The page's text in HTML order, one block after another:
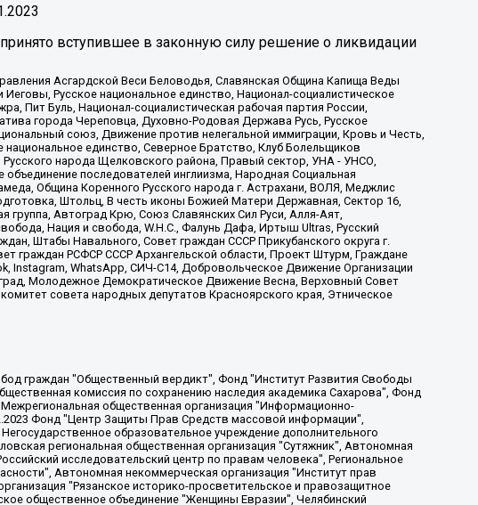
вступившее в законную силу решение о ликвидации
Асгардской Веси Беловодья, Славянская Община Капища Веды
Русское национальное единство, Национал-социалистическое
Пит Буль, Национал-социалистическая рабочая партия России,
города Череповца, Духовно-Родовая Держава Русь, Русское
союз, Движение против нелегальной иммиграции, Кровь и Честь,
единство, Северное Братство, Клуб Болельщиков
народа Щелковского района, Правый сектор, УНА - УНСО,
последователей инглиизма, Народная Социальная
Община Коренного Русского народа г. Астрахани, ВОЛЯ, Меджлис
Штольц, В честь иконы Божией Матери Державная, Сектор 16,
Автоград Крю, Союз Славянских Сил Руси, Алля-Аят,
Нация и свобода, W.H.С., Фалунь Дафа, Иртыш Ultras, Русский
Штабы Навального, Совет граждан СССР Прикубанского округа г.
граждан РСФСР СССР Архангельской области, Проект Штурм, Граждане
Instagram, WhatsApp, СИЧ-С14, Добровольческое Движение Организации
Молодежное Демократическое Движение Весна, Верховный Совет
совета народных депутатов Красноярского края, Этническое
Юрьевич, Скворцова Елена Сергеевна, Общество с ограниченной ответственностью "Как бы инагент", Кочетков Игорь Викторович, Общество с ограниченной ответственностью "Честные выборы", Еланчик Олег Александрович, Общество с ограниченной ответственностью "Нобелевский призыв", Гималова Регина Эмилевна, Григорьев Андрей Валерьевич, Григорьева Алина Александровна, Ассоциация по содействию защите прав призывников, альтернативнослужащих и военнослужащих "Правозащитная группа "Гражданин.Армия.Право", Хисамова Регина Фаритовна, Автономная некоммерческая организация по реализации социально-правовых программ "Лилит", Дальневосточное общественное движение "Маяк", Санкт-Петербургская ЛГБТ-инициативная группа "Выход", Инициативная группа ЛГБТ+ "Реверс", Алексеев Андрей Викторович, Бекбулатова Таисия Львовна, Беляев Иван Михайлович, Владыкина Елена Сергеевна, Гельман Марат Александрович, Никульшина Вероника Юрьевна, Толоконникова Надежда Андреевна, Шендерович Виктор Анатольевич, Общество с ограниченной ответственностью "Данное сообщение", Общество с ограниченной ответственностью Издательский дом "Новая глава", Айнбиндер Александра Александровна, Московский комьюнити-центр для ЛГБТ+инициатив, Благотворительный фонд развития филантропии, Deutsche Welle (Германия, Kurt-Schumacher-Strasse 3, 53113 Bonn), Борзунова Мария Михайловна, Воробьев Виктор Викторович, Голубева Анна Львовна, Константинова Алла Михайловна, Малкова Ирина Владимировна, Мурадов Мурад Абдулгалимович, Осетинская Елизавета Николаевна, Понасенков Евгений Николаевич, Ганапольский Матвей Юрьевич, Киселев Евгений Алексеевич, Борухович Ирина Григорьевна, Дремин Иван Тимофеевич, Дубровский Дмитрий Викторович, Красноярская региональная общественная организация поддержки и развития альтернативных образовательных технологий и межкультурных коммуникаций "ИНТЕРРА", Маяковская Екатерина Алексеевна, Фейгин Марк Захарович, Филимонов Андрей Викторович, Дзугкоева Регина Николаевна, Доброхотов Роман Александрович, Дудь Юрий Александрович, Елкин Сергей Владимирович, Кругликов Кирилл Игоревич, Сабунаева Мария Леонидовна, Семенов Алексей Владимирович, Шаинян Карен Багратович, Шульман Екатерина Михайловна, Асафьев Артур Валерьевич, Вахштайн Виктор Семенович, Венедиктов Алексей Алексеевич, Лушникова Екатерина Евгеньевна, Волков Леонид Михайлович, Невзоров Александр Глебович, Пархоменко Сергей Борисович, Сироткин Ярослав Николаевич, Кара-Мурза Владимир Владимирович, Баранова Наталья Владимировна, Гозман Леонид Яковлевич, Кагарлицкий Борис Юльевич, Климарев Михаил Валерьевич, Милов Владимир Станиславович, Автономная некоммерческая организация Краснодарский центр современного искусства "Типография", Моргенштерн Алишер Тагирович, Соболь Любовь Эдуардовна, Общество с ограниченной ответственностью "ЛИЗА НОРМ", Каспаров Гарри Кимович, Ходорковский Михаил Борисович, Общество с ограниченной ответственностью "Апрельские тезисы", Данилович Ирина Брониславовна, Кашин Олег Владимирович, Петров Николай Владимирович, Пивоваров Алексей Владимирович, Соколов Михаил Владимирович, Цветкова Юлия Владимировна, Чичваркин Евгений Александрович, Комитет против пыток/Команда против пыток, Общество с ограниченной ответственностью "Первый научный", Общество с ограниченной ответственностью "Вертолет и ко", Белоцерковская Вероника Борисовна, Кац Максим Евгеньевич, Лазарева Татьяна Юрьевна, Шаведдинов Руслан Табризович, Яшин Илья Валерьевич, Общество с ограниченной ответственностью "Иноагент ААВ", Алешковский Дмитрий Петрович, Альбац Евгения Марковна, Быков Дмитрий Львович, Галямина Юлия Евгеньевна, Лойко Сергей Леонидович, Мартынов Кирилл Константинович, Медведев Сергей Александрович, Крашенинников Федор Геннадиевич, Гордеева Катерина Вл